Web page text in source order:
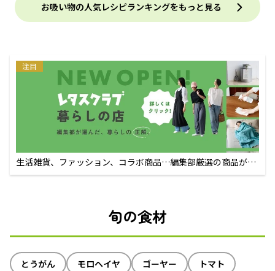
お吸い物の人気レシピランキングをもっと見る
注目
生活雑貨、ファッション、コラボ商品…編集部厳選の商品が買
えるECサイト
旬の食材
とうがん モロヘイヤ ゴーヤー
トマト